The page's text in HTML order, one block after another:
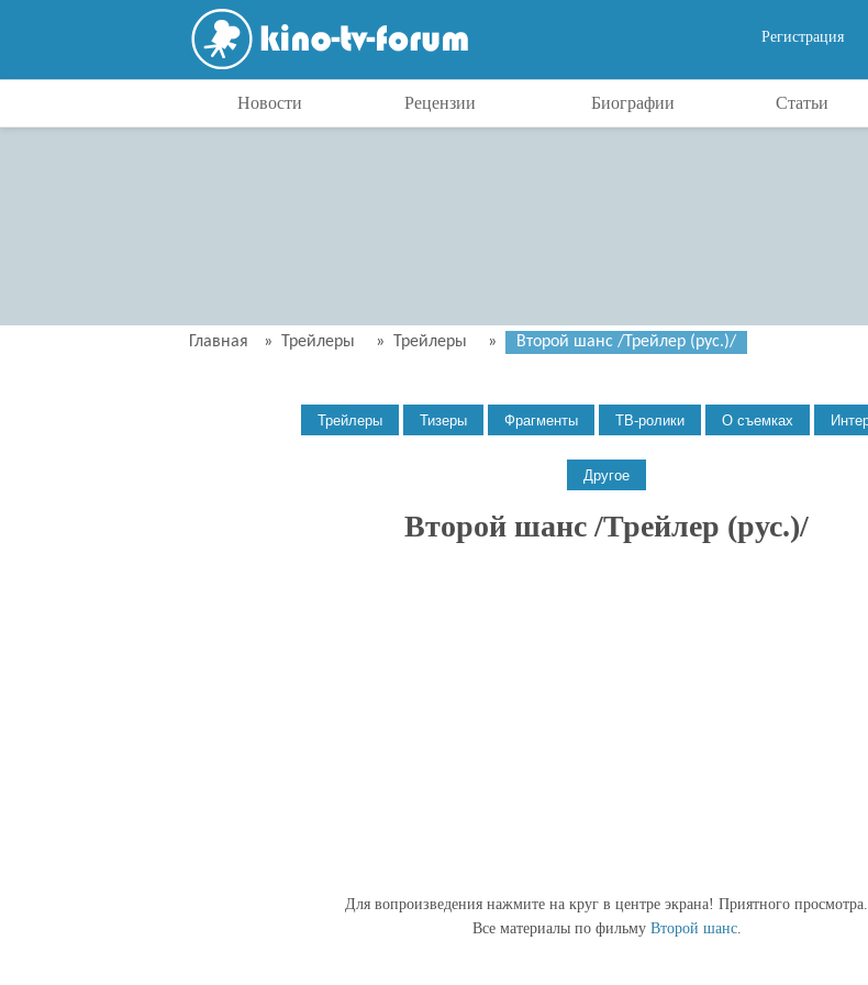
Регистрация
Новости Рецензии Биографии Статьи
Главная » Трейлеры » Трейлеры » Второй шанс /Трейлер (рус.)/
Второй шанс /Трейлер (рус.)/
Для вопроизведения нажмите на круг в центре экрана! Приятного просмотра.
Все материалы по фильму Второй шанс.